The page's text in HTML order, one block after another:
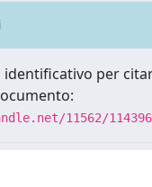
identificativo per
11562/